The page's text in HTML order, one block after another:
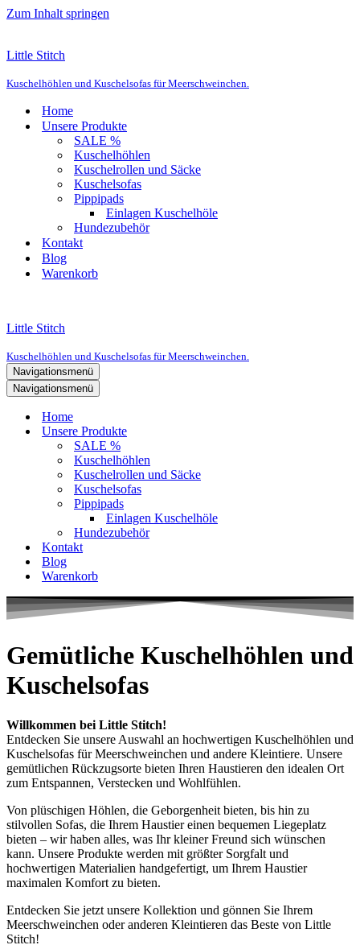
Zum Inhalt springen
Little Stitch
Kuschelhöhlen und Kuschelsofas für Meerschweinchen.
Home
Unsere Produkte
SALE %
Kuschelhöhlen
Kuschelrollen und Säcke
Kuschelsofas
Pippipads
Einlagen Kuschelhöle
Hundezubehör
Kontakt
Blog
Warenkorb
Little Stitch
Kuschelhöhlen und Kuschelsofas für Meerschweinchen.
Navigationsmenü
Navigationsmenü
Home
Unsere Produkte
SALE %
Kuschelhöhlen
Kuschelrollen und Säcke
Kuschelsofas
Pippipads
Einlagen Kuschelhöle
Hundezubehör
Kontakt
Blog
Warenkorb
Gemütliche Kuschelhöhlen und
Kuschelsofas
Willkommen bei Little Stitch!
Entdecken Sie unsere Auswahl an hochwertigen Kuschelhöhlen und
Kuschelsofas für Meerschweinchen und andere Kleintiere. Unsere
gemütlichen Rückzugsorte bieten Ihren Haustieren den idealen Ort
zum Entspannen, Verstecken und Wohlfühlen.
Von plüschigen Höhlen, die Geborgenheit bieten, bis hin zu
stilvollen Sofas, die Ihrem Haustier einen bequemen Liegeplatz
bieten – wir haben alles, was Ihr kleiner Freund sich wünschen
kann. Unsere Produkte werden mit größter Sorgfalt und
hochwertigen Materialien handgefertigt, um Ihrem Haustier
maximalen Komfort zu bieten.
Entdecken Sie jetzt unsere Kollektion und gönnen Sie Ihrem
Meerschweinchen oder anderen Kleintieren das Beste von Little
Stitch!